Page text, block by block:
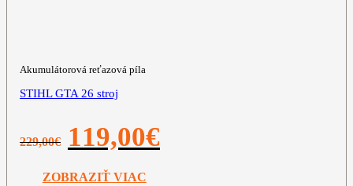
Akumulátorová reťazová píla
STIHL GTA 26 stroj
229,00€
Pôvodná
cena
229,00€.
119,00€
ZOBRAZIŤ VIAC